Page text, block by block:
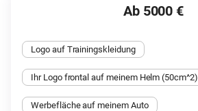
Ab 5000 €
Logo auf Trainingskleidung
Ihr Logo frontal auf meinem Helm (50cm^2)
Werbefläche auf meinem Auto